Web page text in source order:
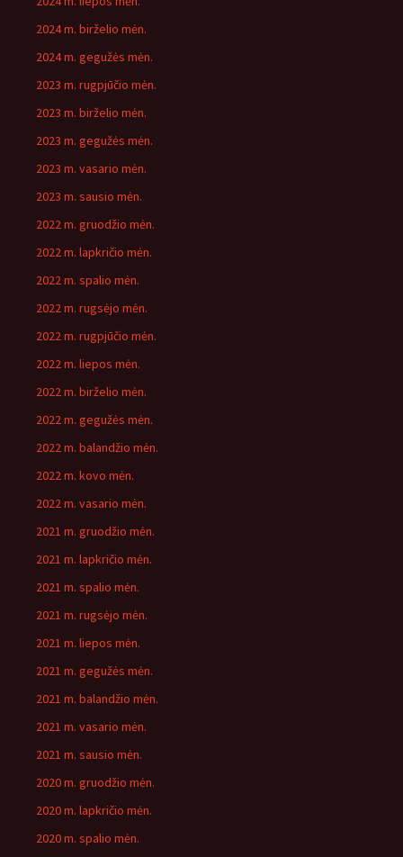
2024 m. birželio mėn.
2024 m. gegužės mėn.
2023 m. rugpjūčio mėn.
2023 m. birželio mėn.
2023 m. gegužės mėn.
2023 m. vasario mėn.
2023 m. sausio mėn.
2022 m. gruodžio mėn.
2022 m. lapkričio mėn.
2022 m. spalio mėn.
2022 m. rugsėjo mėn.
2022 m. rugpjūčio mėn.
2022 m. liepos mėn.
2022 m. birželio mėn.
2022 m. gegužės mėn.
2022 m. balandžio mėn.
2022 m. kovo mėn.
2022 m. vasario mėn.
2021 m. gruodžio mėn.
2021 m. lapkričio mėn.
2021 m. spalio mėn.
2021 m. rugsėjo mėn.
2021 m. liepos mėn.
2021 m. gegužės mėn.
2021 m. balandžio mėn.
2021 m. vasario mėn.
2021 m. sausio mėn.
2020 m. gruodžio mėn.
2020 m. lapkričio mėn.
2020 m. spalio mėn.